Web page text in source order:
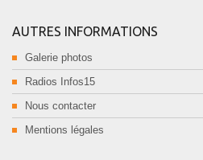
AUTRES INFORMATIONS
Galerie photos
Radios Infos15
Nous contacter
Mentions légales